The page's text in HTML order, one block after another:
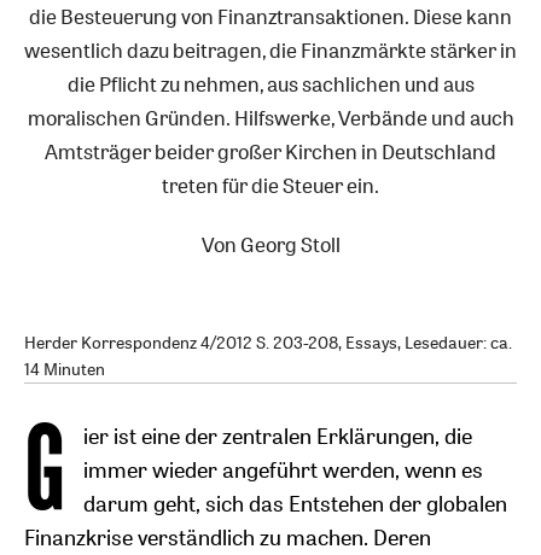
die Besteuerung von Finanztransaktionen. Diese kann
wesentlich dazu beitragen, die Finanzmärkte stärker in
die Pflicht zu nehmen, aus sachlichen und aus
moralischen Gründen. Hilfswerke, Verbände und auch
Amtsträger beider großer Kirchen in Deutschland
treten für die Steuer ein.
Von Georg Stoll
Herder Korrespondenz 4/2012 S. 203-208, Essays, Lesedauer: ca.
14 Minuten
G
ier ist eine der zentralen Erklärungen, die
immer wieder angeführt werden, wenn es
darum geht, sich das Entstehen der globalen
Finanzkrise verständlich zu machen. Deren